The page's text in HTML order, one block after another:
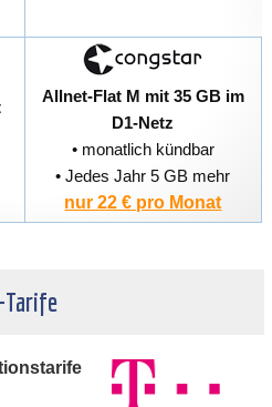
Allnet-Flat M mit 35 GB im
D1-Netz
• monatlich kündbar
• Jedes Jahr 5 GB mehr
nur 22 € pro Monat
Tarife